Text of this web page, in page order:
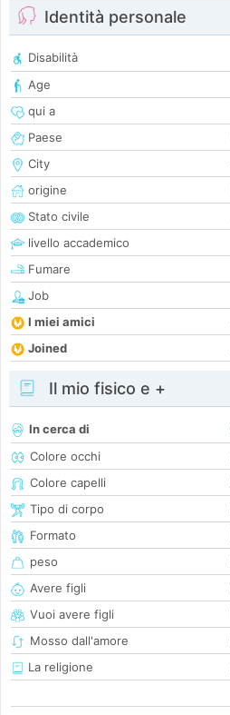
Identità personale
Disabilità
Age
qui a
Paese
City
origine
Stato civile
livello accademico
Fumare
Job
I miei amici
Joined
Il mio fisico e +
In cerca di
Colore occhi
Colore capelli
Tipo di corpo
Formato
peso
Avere figli
Vuoi avere figli
Mosso dall'amore
La religione